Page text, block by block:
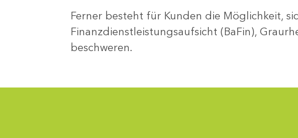
Ferner besteht für Kunden die Möglichkeit,
Finanzdienstleistungsaufsicht (BaFin),
beschweren.